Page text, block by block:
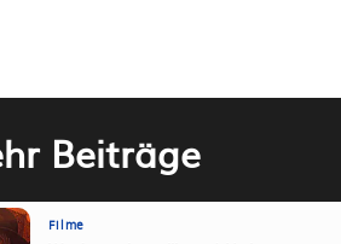
Beiträge
Filme